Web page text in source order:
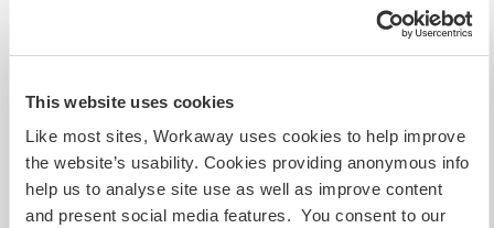
This website uses cookies
Like most sites, Workaway uses cookies to help improve
the website’s usability. Cookies providing anonymous info
help us to analyse site use as well as improve content
and present social media features. You consent to our
We will cook vegetarian for you and we can eat
together. You can get to know our Belgian way
than most Belgian people do. 😊 If you prefer to
cook yourself, this is also possible offcourse. In
the caravan you have your own kitchen or you
can use ours.